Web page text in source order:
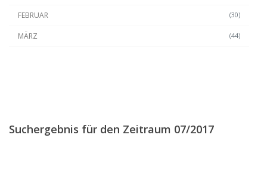
(30)
FEBRUAR
(44)
MÄRZ
Suchergebnis für den Zeitraum 07/2017